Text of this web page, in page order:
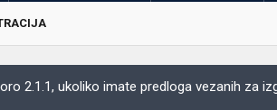
2.1.1, ukoliko imate predloga vezanih za